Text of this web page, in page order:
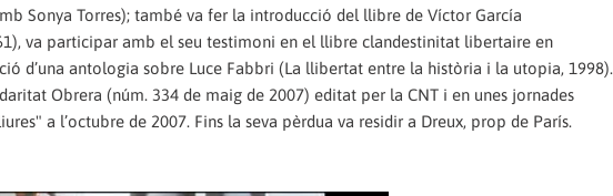
Sonya Torres); també va fer la introducció del llibre de Víctor García
va participar amb el seu testimoni en el llibre clandestinitat libertaire en
d’una antologia sobre Luce Fabbri (La llibertat entre la història i la utopia, 1998).
Obrera (núm. 334 de maig de 2007) editat per la CNT i en unes jornades
a l’octubre de 2007. Fins la seva pèrdua va residir a Dreux, prop de París.